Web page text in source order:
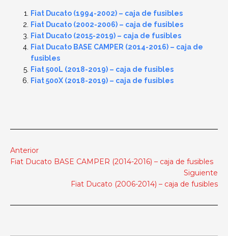
Fiat Ducato (1994-2002) – caja de fusibles
Fiat Ducato (2002-2006) – caja de fusibles
Fiat Ducato (2015-2019) – caja de fusibles
Fiat Ducato BASE CAMPER (2014-2016) – caja de
fusibles
Fiat 500L (2018-2019) – caja de fusibles
Fiat 500X (2018-2019) – caja de fusibles
Anterior
Fiat Ducato BASE CAMPER (2014-2016) – caja de fusibles
Siguiente
Fiat Ducato (2006-2014) – caja de fusibles